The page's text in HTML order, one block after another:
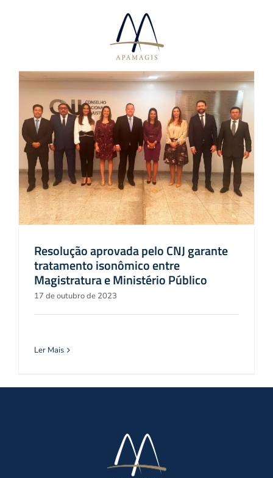
Resolução aprovada pelo CNJ garante
tratamento isonômico entre
Magistratura e Ministério Público
17 de outubro de 2023
Ler Mais